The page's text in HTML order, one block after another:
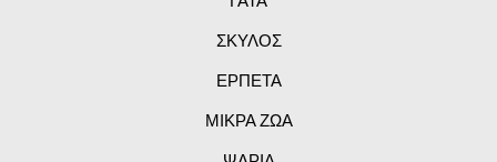
ΣΚΥΛΟΣ
ΕΡΠΕΤΑ
ΜΙΚΡΑ ΖΩΑ